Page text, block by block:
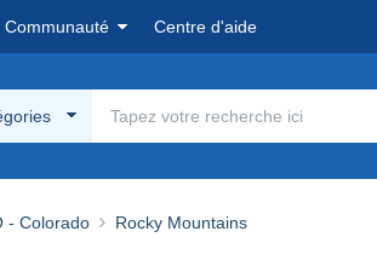
Communauté Centre d'aide
- Colorado Rocky Mountains